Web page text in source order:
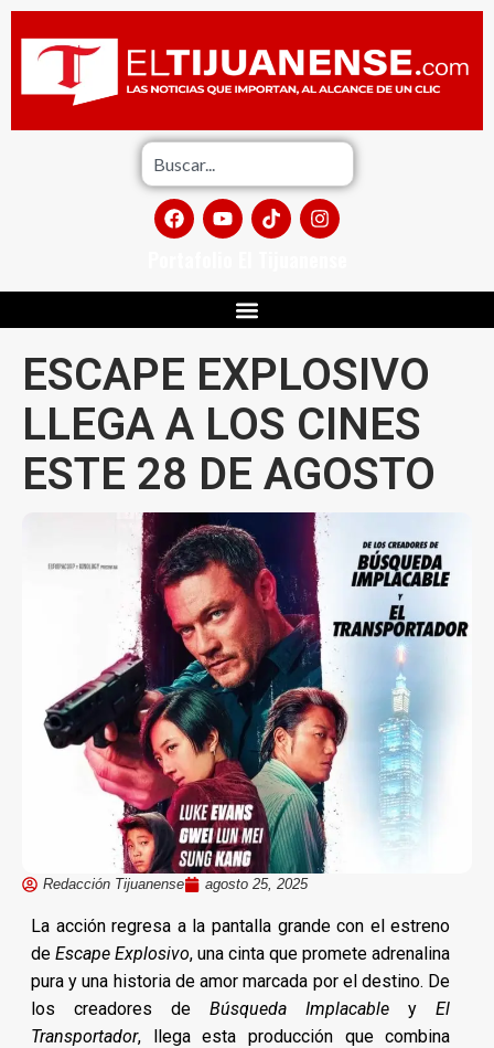
ESCAPE EXPLOSIVO
LLEGA A LOS CINES
ESTE 28 DE AGOSTO
Redacción Tijuanense agosto 25, 2025
La acción regresa a la pantalla grande con el estreno
deEscape Explosivo, una cinta que promete adrenalina
pura y una historia de amor marcada por el destino. De
los creadores deBúsqueda Implacable yEl
Transportador, llega esta producción que combina